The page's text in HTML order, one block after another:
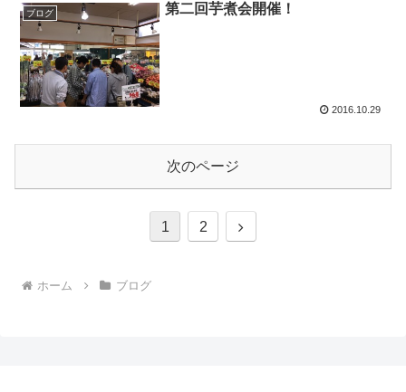
ブログ 第二回芋煮会開催！
2016.10.29
次のページ
1 2
次
ホーム ブログ